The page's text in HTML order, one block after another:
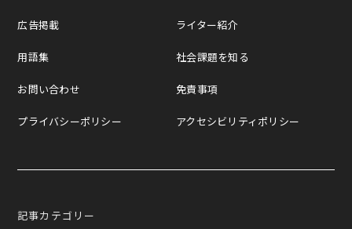
広告掲載
用語集
お問い合わせ
プライバシーポリシー
ライター紹介
社会課題を知る
免責事項
アクセシビリティポリシー
記事カテゴリー